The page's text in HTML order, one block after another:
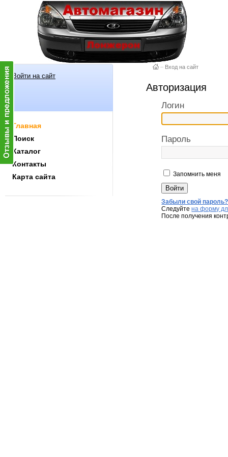
Войти на сайт
Главная
Поиск
Каталог
Контакты
Карта сайта
– Вход на сайт
Авторизация
Логин
Пароль
Запомнить меня
Забыли свой пароль?
Следуйтена форму
После получения